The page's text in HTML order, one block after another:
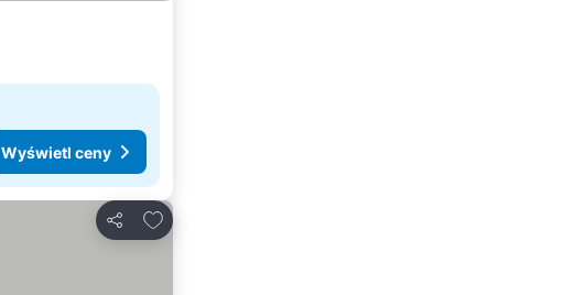
Wyświetl ceny
Udostępnij
Dodaj do ulubionych